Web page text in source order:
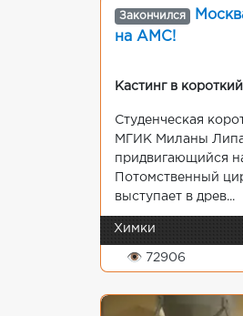
Закончился
на АМС!
Кастинг в
Студенческая
МГИК Миланы
придвигающийся
Потомственный
выступает в древ...
Химки
👁 72906